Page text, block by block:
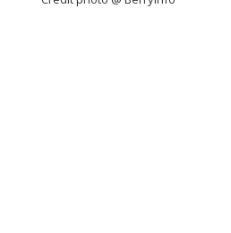
BerryInfos 24 juin 2026